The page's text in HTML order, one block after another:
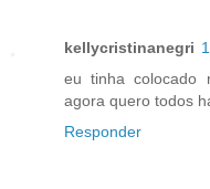
kellycristinanegri
eu tinha colocado
agora quero todos
Responder